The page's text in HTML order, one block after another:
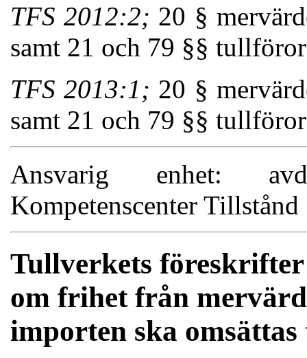
TFS 2012:2; 20 §
samt 21 och 79 §§
TFS 2013:1; 20 §
samt 21 och 79 §§
Ansvarig enhet:
Kompetenscenter Tillstånd
Tullverkets föreskrifter
om frihet från
importen ska